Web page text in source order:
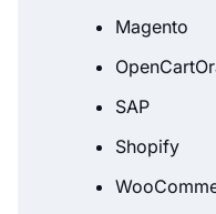
Magento
SAP
Shopify